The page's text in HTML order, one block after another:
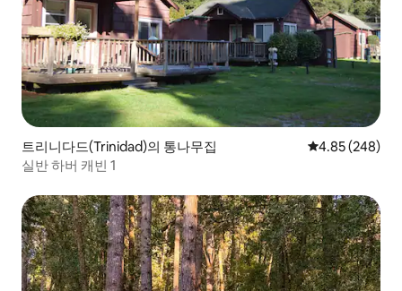
트리니다드(Trinidad)의 통나무집 평점 4.85점(5
4.85 (248)
실반 하버 캐빈 1